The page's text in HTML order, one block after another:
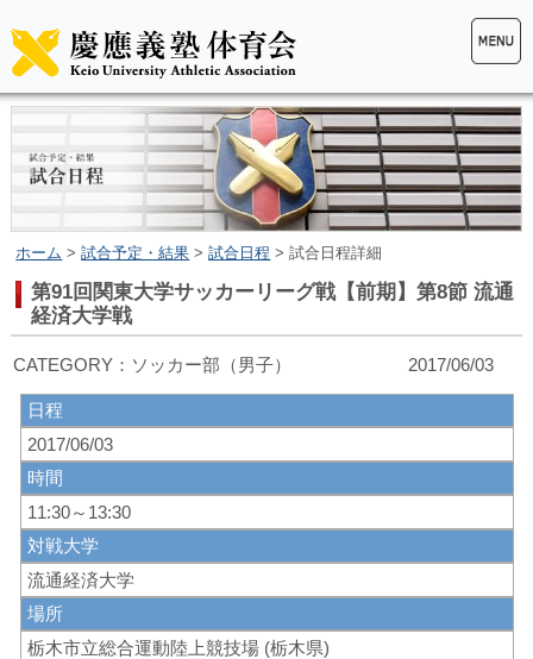
ホーム >試合予定・結果 >試合日程 > 試合日程詳細
第91回関東大学サッカーリーグ戦【前期】第8節 流通
経済大学戦
CATEGORY：ソッカー部（男子） 2017/06/03
日程
2017/06/03
時間
11:30～13:30
対戦大学
流通経済大学
場所
栃木市立総合運動陸上競技場 (栃木県)